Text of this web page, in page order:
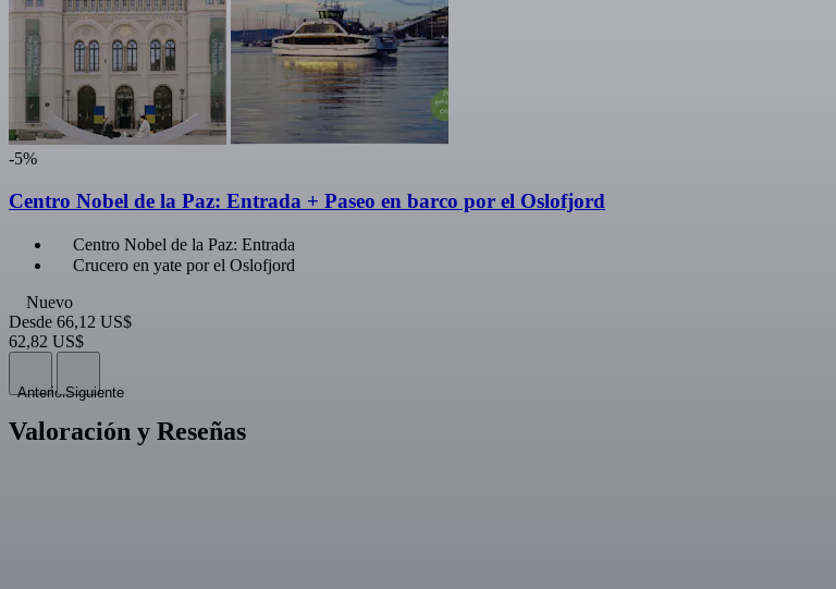
-5%
Centro Nobel de la Paz: Entrada + Paseo en barco por el Oslofjord
Centro Nobel de la Paz: Entrada
Crucero en yate por el Oslofjord
Nuevo
Desde 66,12 US$
62,82 US$
AnteriorSiguiente
Valoración y Reseñas